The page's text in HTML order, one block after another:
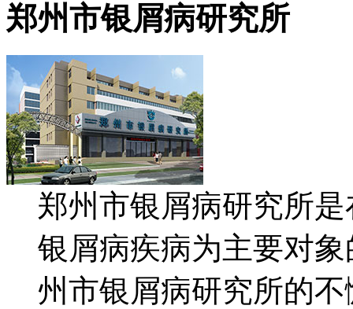
郑州市银屑病研究所
郑州市银屑病研究所
银屑病疾病为主要对
州市银屑病研究所的